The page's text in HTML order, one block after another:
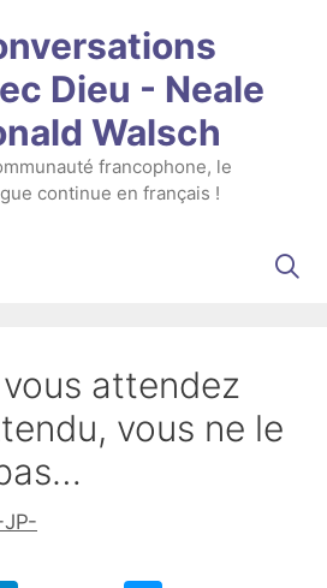
Dieu - Neale
Walsch
francophone, le
continue en français !
attendez
vous ne le